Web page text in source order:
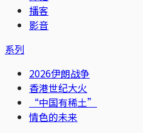
播客
影音
系列
2026伊朗战争
香港世纪大火
“中国有稀土”
情色的未来